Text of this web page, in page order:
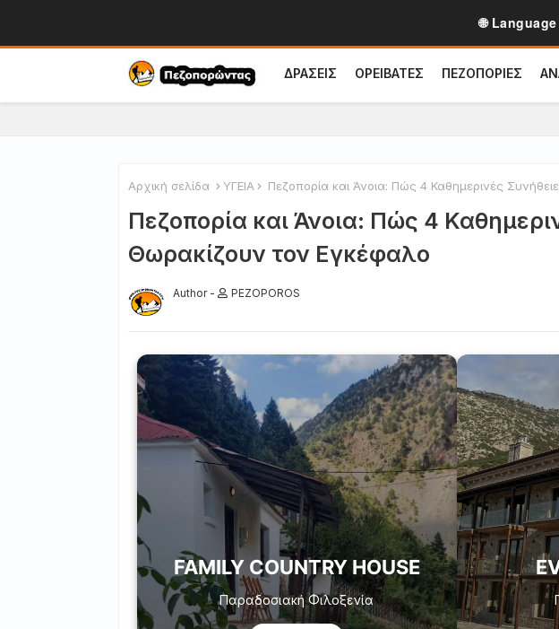
🌐
ΔΡΑΣΕΙΣ ΟΡΕΙΒΑΤΕΣ ΠΕΖΟΠΟΡΙΕΣ
Αρχική σελίδα ΥΓΕΙΑ Πεζοπορία και Άνοια: Πώς 4 Καθημερινές
Πεζοπορία και Άνοια: Πώς 4
Θωρακίζουν τον Εγκέφαλο
Author - PEZOPOROS
FAMILY COUNTRY HOUSE
Παραδοσιακή Φιλοξενία